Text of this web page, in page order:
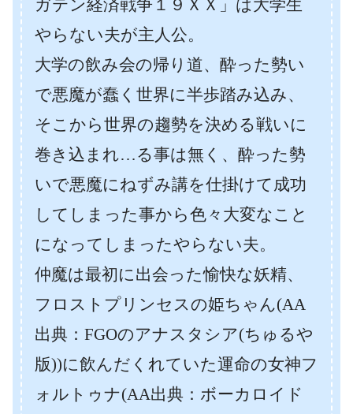
ガテン経済戦争１９ＸＸ」は大学生
やらない夫が主人公。
大学の飲み会の帰り道、酔った勢い
で悪魔が蠢く世界に半歩踏み込み、
そこから世界の趨勢を決める戦いに
巻き込まれ…る事は無く、酔った勢
いで悪魔にねずみ講を仕掛けて成功
してしまった事から色々大変なこと
になってしまったやらない夫。
仲魔は最初に出会った愉快な妖精、
フロストプリンセスの姫ちゃん(AA
出典：FGOのアナスタシア(ちゅるや
版))に飲んだくれていた運命の女神フ
ォルトゥナ(AA出典：ボーカロイド